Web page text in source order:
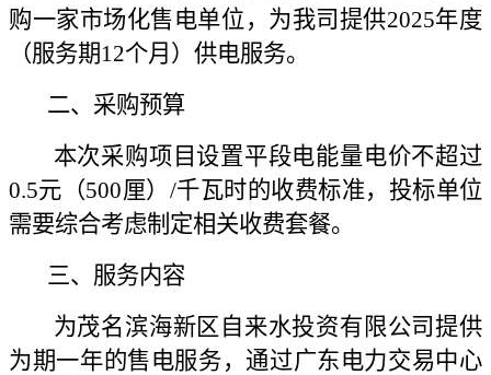
购一家市场化售电单位，为我司提供2025年度
（服务期12个月 ） 供电服务。
二、采购预算
本次采购项目设置平段电能量电价不超过
0.5元（500厘）/千瓦时的收费标准，投标单位
需要综合考虑制定相关收费套餐。
三、服务内容
为茂名滨海新区自来水投资有限公司提供
为期一年的售电服务，通过广东电力交易中心